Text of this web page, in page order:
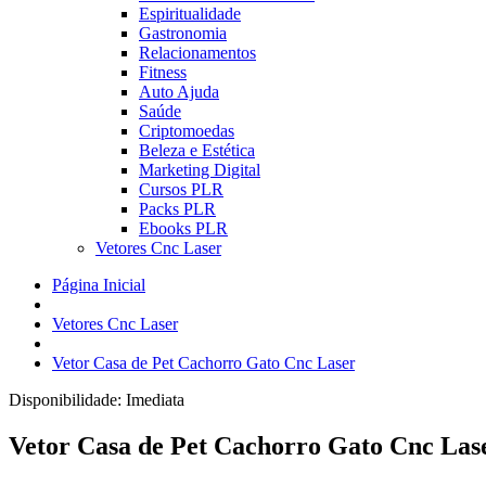
Espiritualidade
Gastronomia
Relacionamentos
Fitness
Auto Ajuda
Saúde
Criptomoedas
Beleza e Estética
Marketing Digital
Cursos PLR
Packs PLR
Ebooks PLR
Vetores Cnc Laser
Página Inicial
Vetores Cnc Laser
Vetor Casa de Pet Cachorro Gato Cnc Laser
Disponibilidade: Imediata
Vetor Casa de Pet Cachorro Gato Cnc